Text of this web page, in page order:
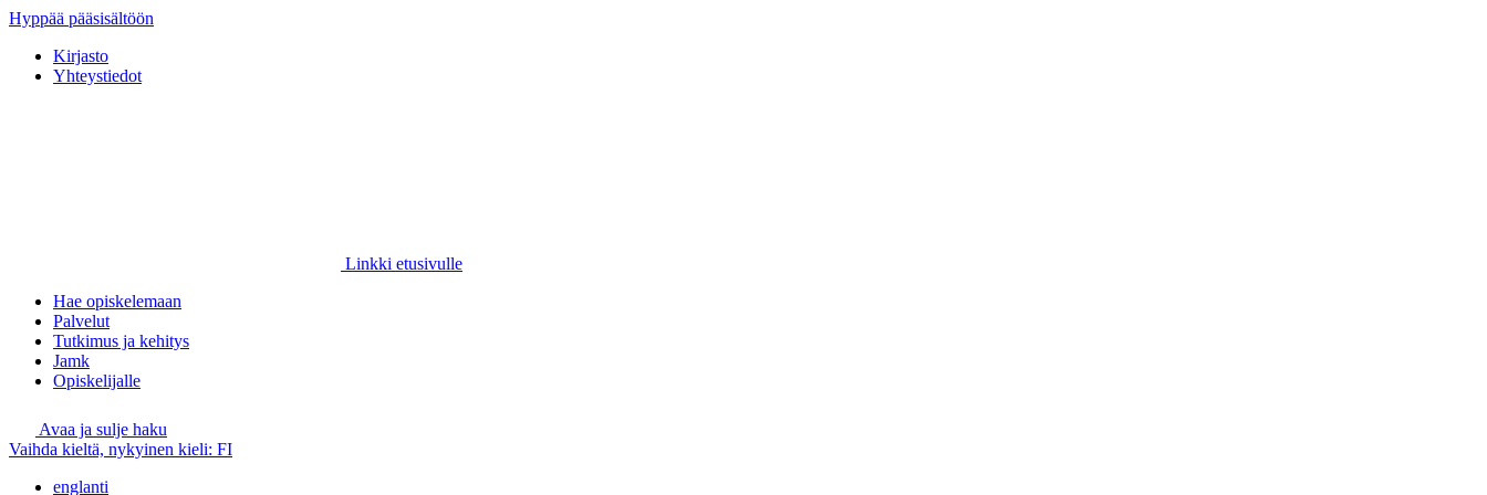
Hyppää pääsisältöön
Kirjasto
Yhteystiedot
Linkki etusivulle
Hae opiskelemaan
Palvelut
Tutkimus ja kehitys
Jamk
Opiskelijalle
Avaa ja sulje haku
Vaihda kieltä, nykyinen kieli: FI
englanti